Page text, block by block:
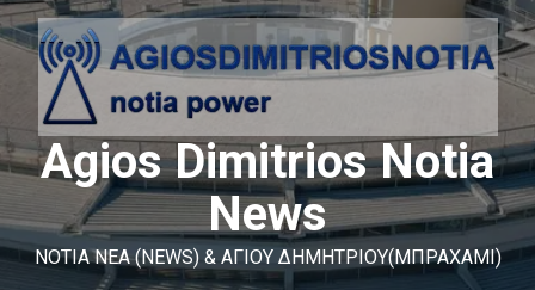
Agios Dimitrios Notia
News
ΝΟΤΙΑ ΝΕΑ (NEWS) & ΑΓΙΟΥ ΔΗΜΗΤΡΙΟΥ(ΜΠΡΑΧΑΜΙ)